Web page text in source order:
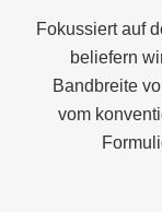
Fokussiert auf
beliefern
Bandbreite
vom